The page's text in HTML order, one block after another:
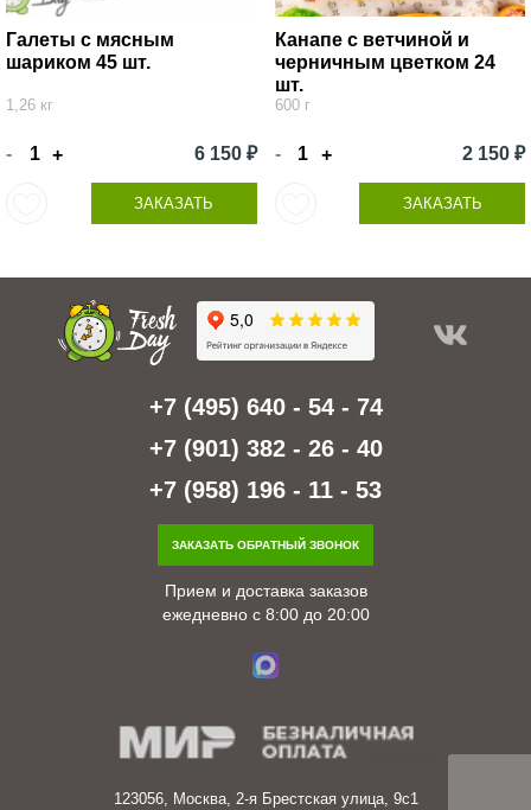
Галеты с мясным
шариком 45 шт.
1,26 кг
- + 6 150 ₽
ЗАКАЗАТЬ
Канапе с ветчиной и
черничным цветком 24
шт.
600 г
- + 2 150 ₽
ЗАКАЗАТЬ
+7 (495) 640 - 54 - 74
+7 (901) 382 - 26 - 40
+7 (958) 196 - 11 - 53
ЗАКАЗАТЬ ОБРАТНЫЙ ЗВОНОК
Прием и доставка заказов
ежедневно с 8:00 до 20:00
123056, Москва, 2-я Брестская улица, 9с1